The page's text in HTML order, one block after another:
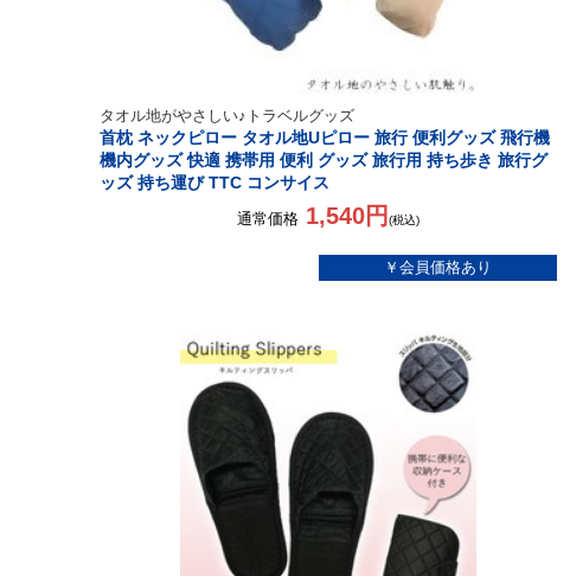
タオル地がやさしい♪トラベルグッズ
首枕 ネックピロー タオル地Uピロー 旅行 便利グッズ 飛行機
機内グッズ 快適 携帯用 便利 グッズ 旅行用 持ち歩き 旅行グ
ッズ 持ち運び TTC コンサイス
通常価格 1,540円(税込)